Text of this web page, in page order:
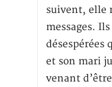
suivent, elle
messages.
désespérées
et son mari
venant